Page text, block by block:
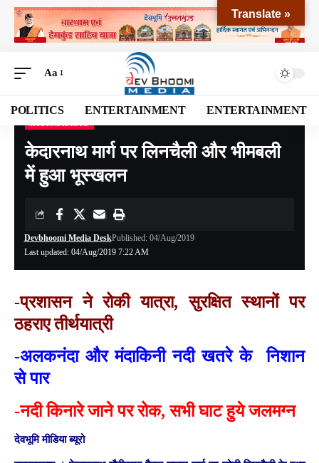
Aa
POLITICS ENTERTAINMENT ENTERTAINMENT
Devbhoomi Media>Blog>NATIONAL>UTTARAKHAND>RUDRAPRAYAG
केदारनाथ मार्ग पर लिनचैली और भीमबली
में हुआ भूस्खलन
Last updated: 04/Aug/2019 7:22 AM
Devbhoomi Media DeskPublished: 04/Aug/2019
-प्रशासन ने रोकी यात्रा, सुरक्षित स्थानों पर
ठहराए तीर्थयात्री
-अलकनंदा और मंदाकिनी नदी खतरे के निशान
से पार
-नदी किनारे जाने पर रोक, सभी घाट हुये जलमग्न
देवभूमि मीडिया ब्यूरो
Translate »